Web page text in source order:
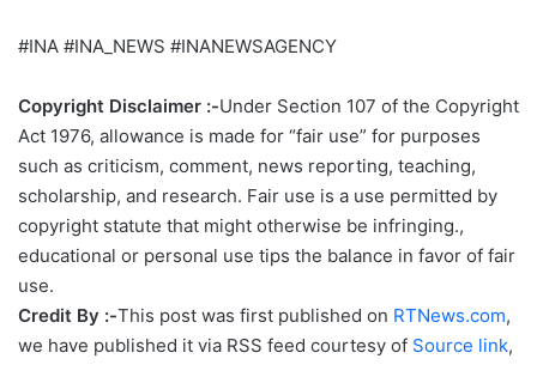
#INA #INA_NEWS #INANEWSAGENCY
Copyright Disclaimer :-Under Section 107 of the Copyright
Act 1976, allowance is made for “fair use” for purposes
such as criticism, comment, news reporting, teaching,
scholarship, and research. Fair use is a use permitted by
copyright statute that might otherwise be infringing.,
educational or personal use tips the balance in favor of fair
use.
Credit By :-This post was first published on RTNews.com,
we have published it via RSS feed courtesy of Source link,